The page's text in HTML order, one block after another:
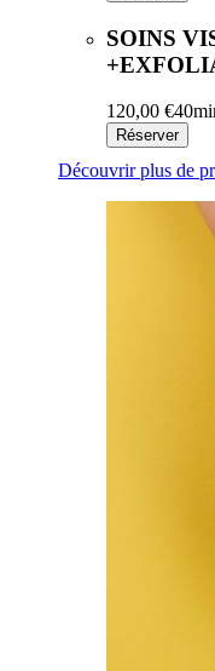
SOINS
120,00 €
Réserver
Découvrir plus de